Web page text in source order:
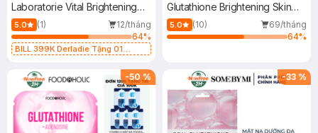
Laboratorie Vital Brightening
Solution Mask
5.0 (1)
12/tháng
64%
BILL 399K Derladie Tặng 01
Hồi Da Khô 30ml (SL có hạn)
Glutathione Brightening Skin
Booster Mask
5.0 (10)
69/tháng
64%
-50 % -33 %